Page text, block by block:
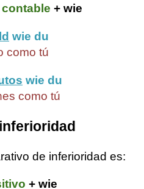
+ wie
wie du
como tú
wie du
como tú
de inferioridad es:
+ wie